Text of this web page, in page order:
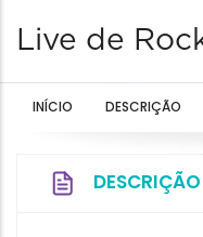
Live de
INÍCIO DESCRIÇÃO
DESCRIÇÃO